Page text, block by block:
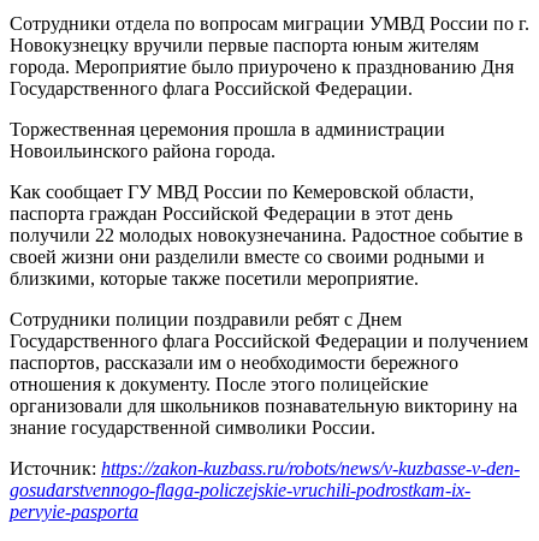
Сотрудники отдела по вопросам миграции УМВД России по г.
Новокузнецку вручили первые паспорта юным жителям
города. Мероприятие было приурочено к празднованию Дня
Государственного флага Российской Федерации.
Торжественная церемония прошла в администрации
Новоильинского района города.
Как сообщает ГУ МВД России по Кемеровской области,
паспорта граждан Российской Федерации в этот день
получили 22 молодых новокузнечанина. Радостное событие в
своей жизни они разделили вместе со своими родными и
близкими, которые также посетили мероприятие.
Сотрудники полиции поздравили ребят с Днем
Государственного флага Российской Федерации и получением
паспортов, рассказали им о необходимости бережного
отношения к документу. После этого полицейские
организовали для школьников познавательную викторину на
знание государственной символики России.
Источник: https://zakon-kuzbass.ru/robots/news/v-kuzbasse-v-den-
gosudarstvennogo-flaga-policzejskie-vruchili-podrostkam-ix-
pervyie-pasporta